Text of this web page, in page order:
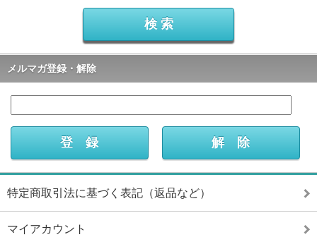
メルマガ登録・解除
特定商取引法に基づく表記（返品など）
マイアカウント